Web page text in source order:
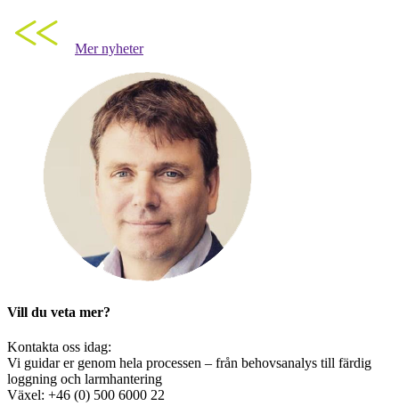
Mer nyheter
Vill du veta mer?
Kontakta oss idag:
Vi guidar er genom hela processen – från behovsanalys till färdig
loggning och larmhantering
Växel: +46 (0) 500 6000 22